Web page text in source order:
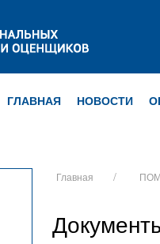
ГЛАВНАЯ НОВОСТИ
Главная